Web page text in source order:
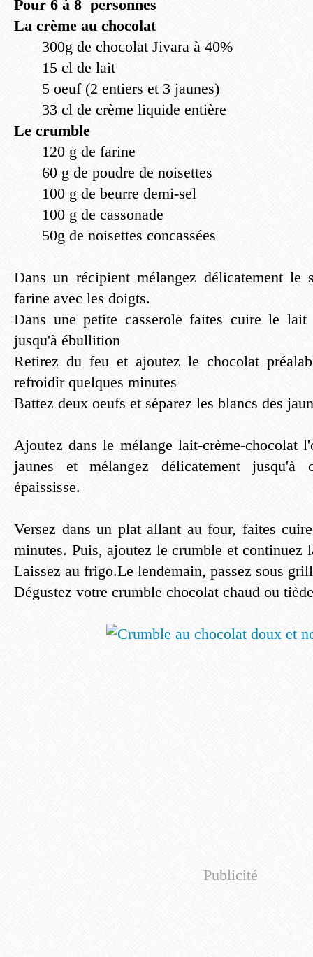
Pour 6 à 8 personnes
La crème au chocolat
300g de chocolat Jivara à 40%
15 cl de lait
5 oeuf (2 entiers et 3 jaunes)
33 cl de crème liquide entière
Le crumble
120 g de farine
60 g de poudre de noisettes
100 g de beurre demi-sel
100 g de cassonade
50g de noisettes concassées
Dans un récipient mélangez délicatement le
farine avec les doigts.
Dans une petite casserole faites cuire le
jusqu'à ébullition
Retirez du feu et ajoutez le chocolat
refroidir quelques minutes
Battez deux oeufs et séparez les blancs des
Ajoutez dans le mélange lait-crème-chocolat
jaunes et mélangez délicatement jusqu'à
épaississe.
Versez dans un plat allant au four, faites
minutes. Puis, ajoutez le crumble et continuez
Laissez au frigo.Le lendemain, passez sous
Dégustez votre crumble chocolat chaud ou
Publicité